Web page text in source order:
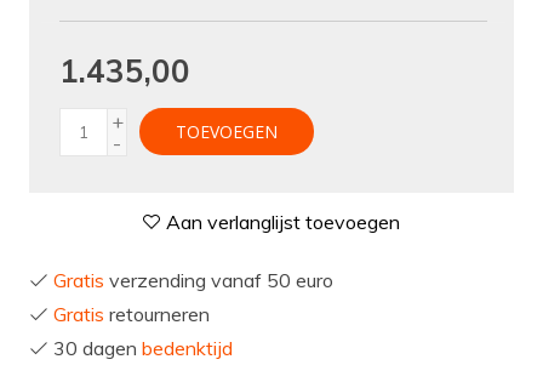
1.435,00
+
-
TOEVOEGEN
Aan verlanglijst toevoegen
Gratis verzending vanaf 50 euro
Gratis retourneren
30 dagen bedenktijd